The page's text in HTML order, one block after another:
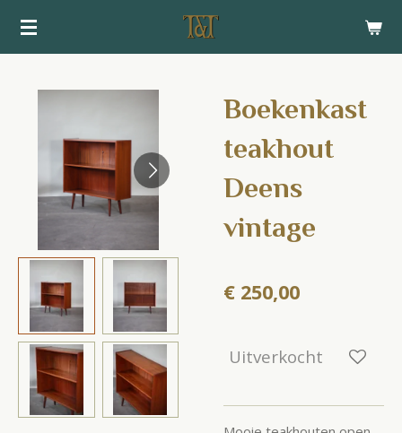
Ga
Boekenkast
teakhout
Deens
vintage
€ 250,00
Uitverkocht